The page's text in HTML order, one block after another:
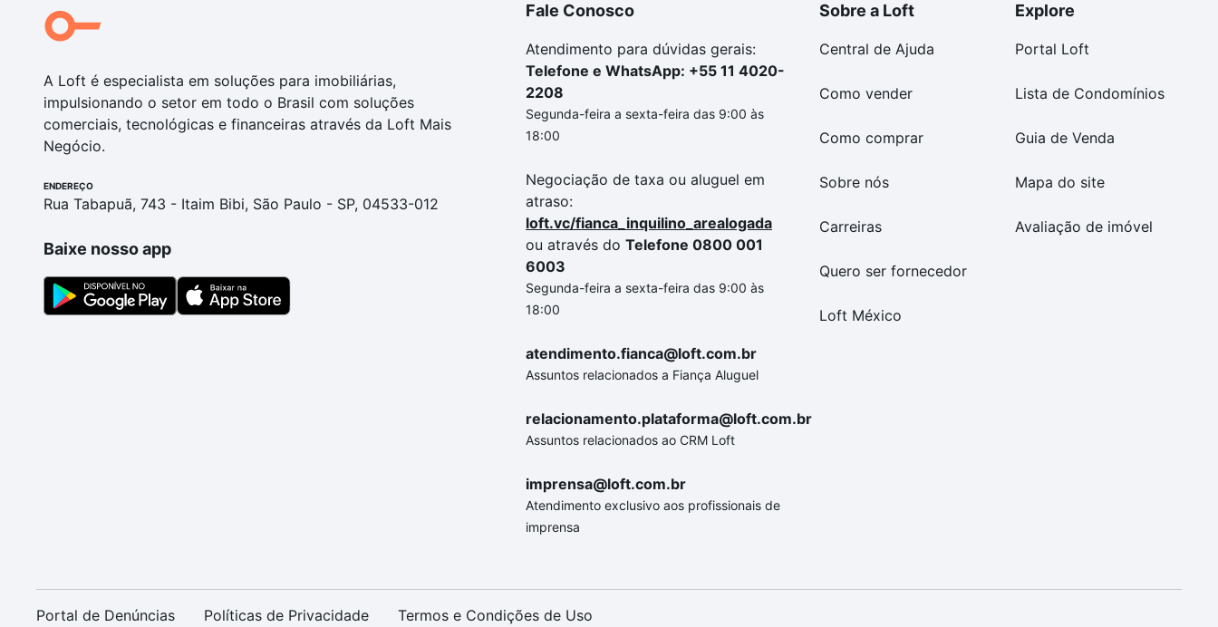
A Loft é especialista em soluções para imobiliárias,
impulsionando o setor em todo o Brasil com soluções
comerciais, tecnológicas e financeiras através da Loft Mais
Negócio.
ENDEREÇO
Rua Tabapuã, 743 - Itaim Bibi, São Paulo - SP, 04533-012
Baixe nosso app
Fale Conosco
Atendimento para dúvidas gerais:
Telefone e WhatsApp: +55 11 4020-
2208
Segunda-feira a sexta-feira das 9:00 às
18:00
Negociação de taxa ou aluguel em
atraso:
loft.vc/fianca_inquilino_arealogada
ou através do Telefone 0800 001
6003
Segunda-feira a sexta-feira das 9:00 às
18:00
atendimento.fianca@loft.com.br
Assuntos relacionados a Fiança Aluguel
relacionamento.plataforma@loft.com.br
Assuntos relacionados ao CRM Loft
imprensa@loft.com.br
Atendimento exclusivo aos profissionais de
imprensa
Sobre a Loft
Central de Ajuda
Como vender
Como comprar
Sobre nós
Carreiras
Quero ser fornecedor
Loft México
Explore
Portal Loft
Lista de Condomínios
Guia de Venda
Mapa do site
Avaliação de imóvel
Portal de Denúncias Políticas de Privacidade Termos e Condições de Uso